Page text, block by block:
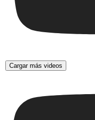
Cargar más videos